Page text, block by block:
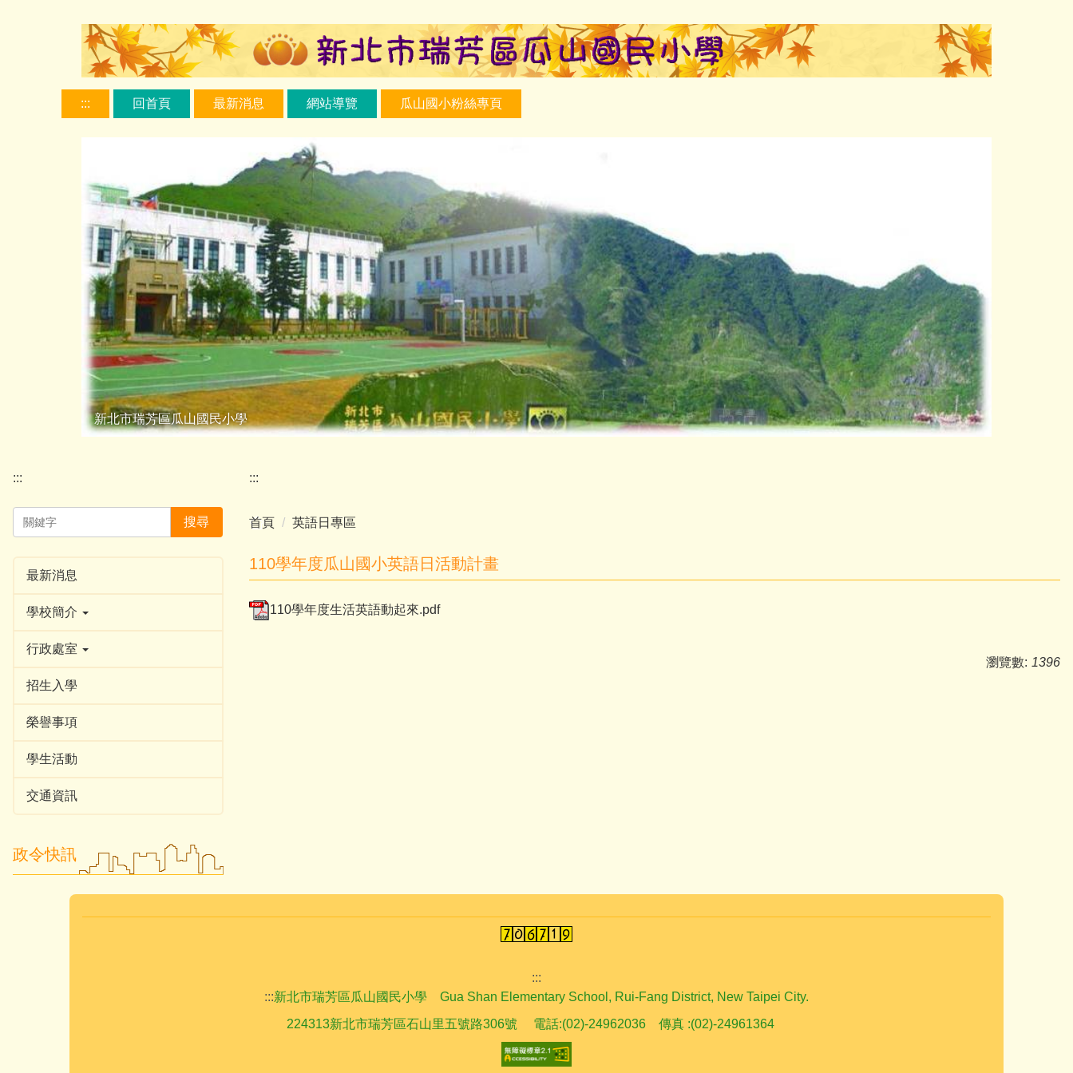
::: 回首頁 最新消息 網站導覽 瓜山國小粉絲專頁
新北市瑞芳區瓜山國民小學
:::
搜尋
最新消息
學校簡介
行政處室
招生入學
榮譽事項
學生活動
交通資訊
政令快訊
:::
首頁 英語日專區
110學年度瓜山國小英語日活動計畫
110學年度生活英語動起來.pdf
瀏覽數: 1396
:::
:::新北市瑞芳區瓜山國民小學 Gua Shan Elementary School, Rui-Fang District, New Taipei City.
224313新北市瑞芳區石山里五號路306號 電話:(02)-24962036 傳真 :(02)-24961364